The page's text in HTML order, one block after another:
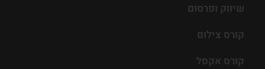
שיווק ופרסום
קורס צילום
קורס אקסל